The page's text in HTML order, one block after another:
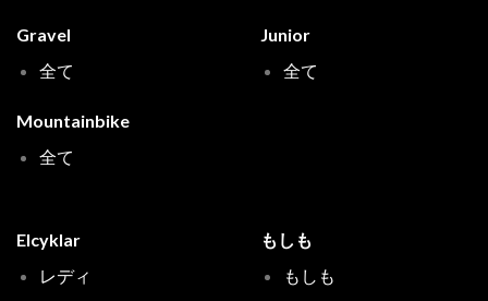
Gravel
全て
Mountainbike
全て
Junior
全て
Elcyklar
レディ
もしも
もしも